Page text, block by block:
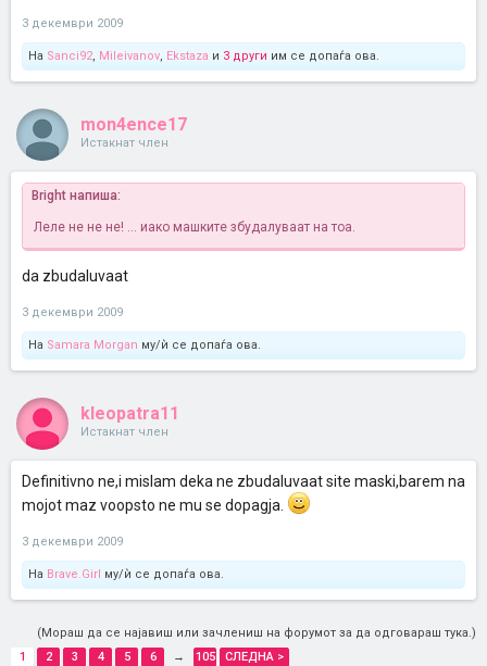
3 декември 2009
На Sanci92, Mileivanov, Ekstaza и 3 други им се допаѓа ова.
mon4ence17
Истакнат член
Bright напиша:
Леле не не не! ... иако машките збудалуваат на тоа.
da zbudaluvaat
3 декември 2009
На Samara Morgan му/ѝ се допаѓа ова.
kleopatra11
Истакнат член
Definitivno ne,i mislam deka ne zbudaluvaat site maski,barem na
mojot maz voopsto ne mu se dopagja.
3 декември 2009
На Brave.Girl му/ѝ се допаѓа ова.
(Мораш да се најавиш или зачлениш на форумот за да одговараш тука.)
1
2 3 4 5 6 → 105 СЛЕДНА >